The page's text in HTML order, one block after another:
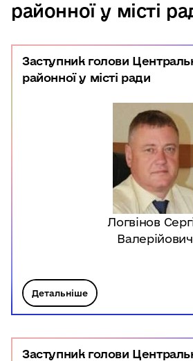
районної у місті
Заступник голови
районної у місті ради
Логвінов
Валерійович
Детальніше
Заступник голови